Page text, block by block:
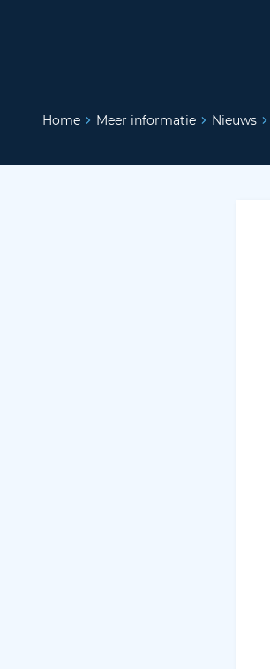
Home Meer informatie Nieuws